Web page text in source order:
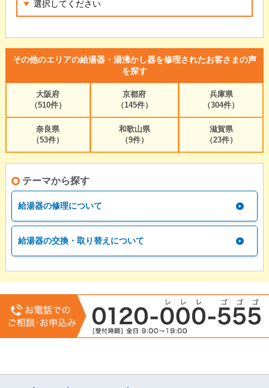
その他のエリアの給湯器・湯沸かし器を修理されたお客さまの声
を探す
大阪府
（510件）
京都府
（145件）
兵庫県
（304件）
奈良県
（53件）
和歌山県
（9件）
滋賀県
（23件）
テーマから探す
給湯器の修理について
給湯器の交換・取り替えについて